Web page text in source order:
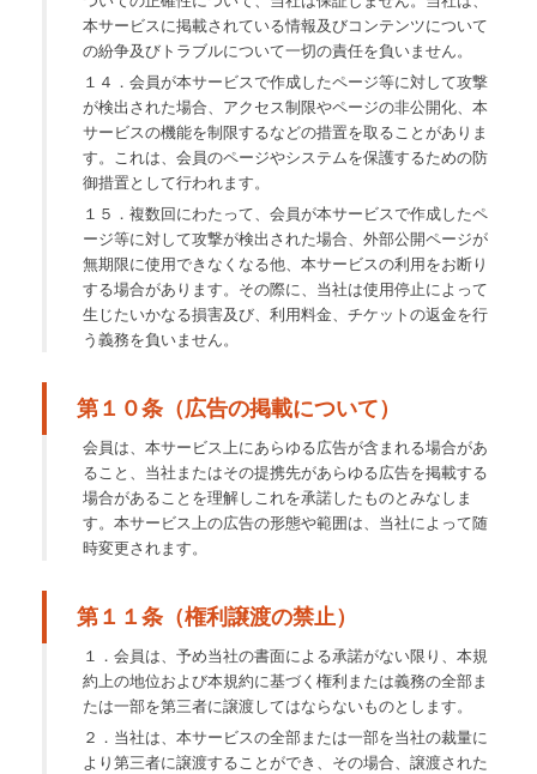
本サービスに掲載されている情報及びコンテンツについて
の紛争及びトラブルについて一切の責任を負いません。
１４．会員が本サービスで作成したページ等に対して攻撃
が検出された場合、アクセス制限やページの非公開化、本
サービスの機能を制限するなどの措置を取ることがありま
す。これは、会員のページやシステムを保護するための防
御措置として行われます。
１５．複数回にわたって、会員が本サービスで作成したペ
ージ等に対して攻撃が検出された場合、外部公開ページが
無期限に使用できなくなる他、本サービスの利用をお断り
する場合があります。その際に、当社は使用停止によって
生じたいかなる損害及び、利用料金、チケットの返金を行
う義務を負いません。
第１０条（広告の掲載について）
会員は、本サービス上にあらゆる広告が含まれる場合があ
ること、当社またはその提携先があらゆる広告を掲載する
場合があることを理解しこれを承諾したものとみなしま
す。本サービス上の広告の形態や範囲は、当社によって随
時変更されます。
第１１条（権利譲渡の禁止）
１．会員は、予め当社の書面による承諾がない限り、本規
約上の地位および本規約に基づく権利または義務の全部ま
たは一部を第三者に譲渡してはならないものとします。
２．当社は、本サービスの全部または一部を当社の裁量に
より第三者に譲渡することができ、その場合、譲渡された